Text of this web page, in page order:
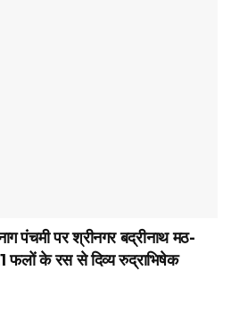
पंचमी पर श्रीनगर बद्रीनाथ मठ-
फलों के रस से दिव्य रुद्राभिषेक